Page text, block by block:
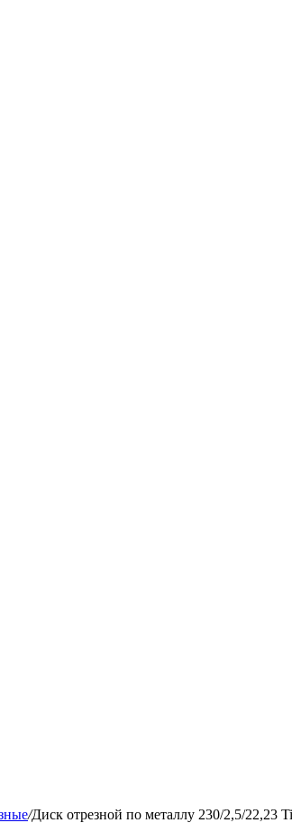
/Диск отрезной по металлу 230/2,5/22,23